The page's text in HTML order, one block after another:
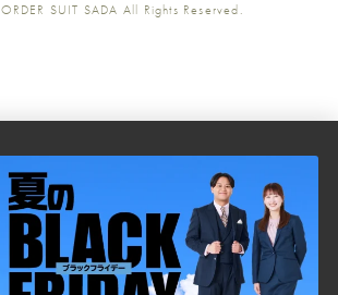
公
式
公
式
公
式
公
式
公
式
ORDER SUIT SADA All Rights Reserved.